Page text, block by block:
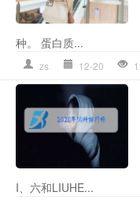
种。 蛋白质...
zs 12-20
I、六和LIUHE...